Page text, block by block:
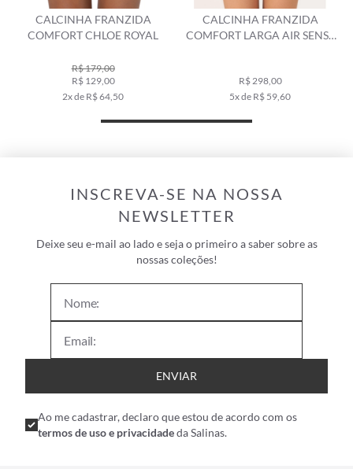
FRANZIDA
CHLOE ROYAL
2x de R$ 64,50
CALCINHA FRANZIDA
COMFORT LARGA AIR SENSE
5x de R$ 59,60
COMFORT
INSCREVA-SE NA NOSSA
NEWSLETTER
Deixe seu e-mail ao lado e seja o primeiro a saber sobre as
nossas coleções!
ENVIAR
Ao me cadastrar, declaro que estou de acordo com os
termos de uso e privacidadeda Salinas.